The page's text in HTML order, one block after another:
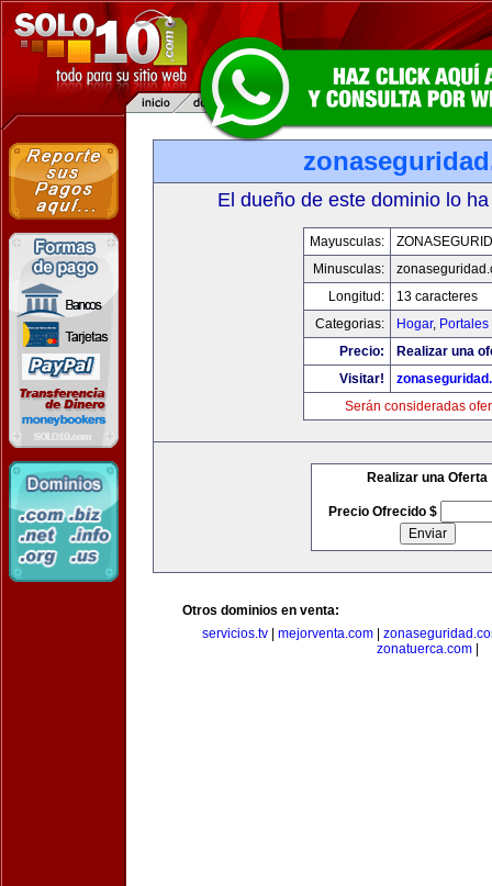
El dueño de este dominio lo
Mayusculas:
Minusculas:
Longitud:
13 caracteres
Categorias:
Hogar, Portales
Precio:
Realizar una
Visitar!
Serán consideradas
Realizar una Oferta
Precio Ofrecido $
Otros dominios en venta:
servicios.tv| mejorventa.com|
zonatuerca.com|